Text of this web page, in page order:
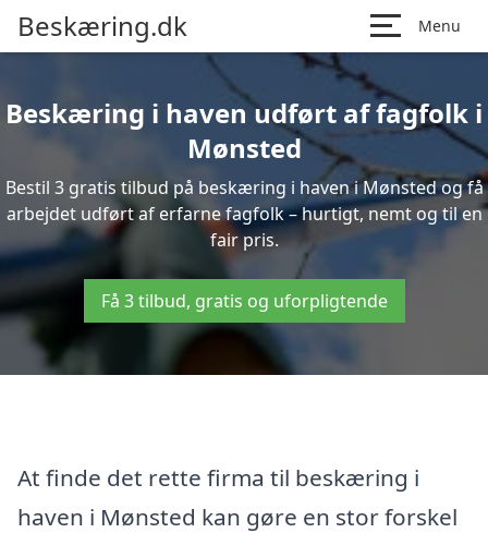
Beskæring.dk Menu
Beskæring i haven udført af fagfolk i
Mønsted
Bestil 3 gratis tilbud på beskæring i haven i Mønsted og få
arbejdet udført af erfarne fagfolk – hurtigt, nemt og til en
fair pris.
Få 3 tilbud, gratis og uforpligtende
At finde det rette firma til beskæring i
haven i Mønsted kan gøre en stor forskel